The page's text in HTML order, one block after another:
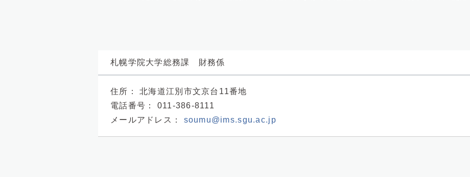
札幌学院大学総務課 財務係
住所：
北海道江別市文京台11番地
電話番号：
011-386-8111
メールアドレス：
soumu@ims.sgu.ac.jp